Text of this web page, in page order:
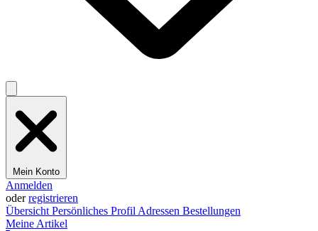
Mein Konto
Anmelden
oderregistrieren
Übersicht Persönliches Profil Adressen Bestellungen
Meine Artikel